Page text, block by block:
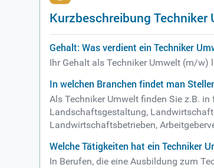
Kurzbeschreibung Techniker
Gehalt: Was verdient ein Techniker
Ihr Gehalt als Techniker Umwelt (m/w)
In welchen Branchen findet man
Als Techniker Umwelt finden Sie z.B.
Landschaftsgestaltung,
Landwirtschaftsbetrieben,
Welche Tätigkeiten hat ein Techniker
In Berufen, die eine Ausbildung zum